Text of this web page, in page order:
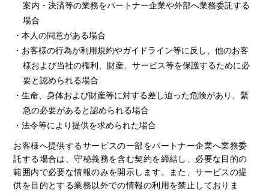
案内・決済等の業務をパートナー企業や外部へ業務委託する
場合
・本人の同意がある場合
・お客様の行為が利用規約やガイドライン等に反し、他のお客
様および当社の権利、財産、サービス等を保護するために必
要と認められる場合
・生命、身体および財産等に対する差し迫った危険があり、緊
急の必要があると認められる場合
・法令等により提供を求められた場合
お客様へ提供するサービスの一部をパートナー企業へ業務委
託する場合は、守秘義務を含む契約を締結し、必要な目的の
範囲内で必要な情報のみを開示します。また、サービスの提
供を目的とする業務以外での情報の利用を禁止しておりま